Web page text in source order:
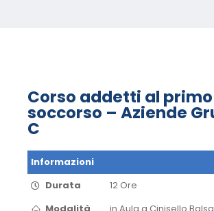
Corso addetti al primo
soccorso – Aziende
C
Informazioni
Durata
12 Ore